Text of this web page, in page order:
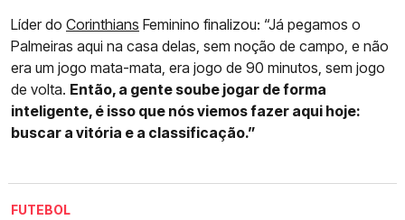
Líder do Corinthians Feminino finalizou: “Já pegamos o
Palmeiras aqui na casa delas, sem noção de campo, e não
era um jogo mata-mata, era jogo de 90 minutos, sem jogo
de volta. Então, a gente soube jogar de forma
inteligente, é isso que nós viemos fazer aqui hoje:
buscar a vitória e a classificação.”
FUTEBOL